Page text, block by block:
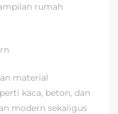
rumah
material
kaca, beton, dan
modern sekaligus